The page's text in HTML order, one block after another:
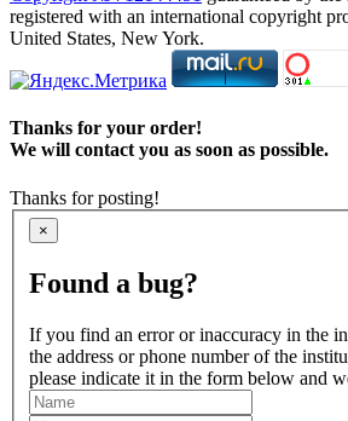
registered with an international copyright
United States, New York.
Thanks for your order!
We will contact you as soon as possible.
Thanks for posting!
×
Found a bug?
If you find an error or inaccuracy in the
the address or phone number of the
please indicate it in the form below and